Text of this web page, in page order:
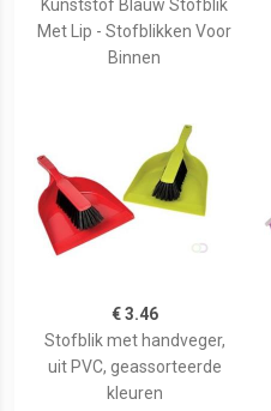
Kunststof Blauw Stofblik
Met Lip - Stofblikken Voor
Binnen
€ 3.46
Stofblik met handveger,
uit PVC, geassorteerde
kleuren